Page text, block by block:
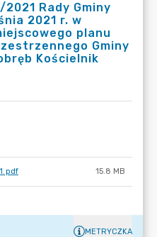
Rady Gminy
2021 r. w
planu
Gminy
Kościelnik
15.8 MB
METRYCZKA